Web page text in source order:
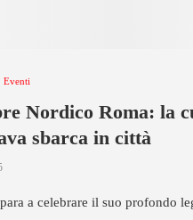
Eventi
Nordico Roma: la
sbarca in città
a celebrare il suo profondo